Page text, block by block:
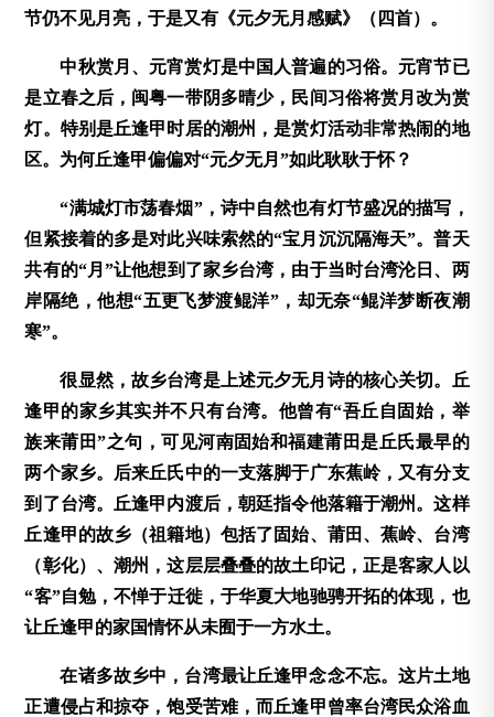
节仍不见月亮，于是又有《元夕无月感赋》（四首）。
中秋赏月、元宵赏灯是中国人普遍的习俗。元宵节已
是立春之后，闽粤一带阴多晴少，民间习俗将赏月改为赏
灯。特别是丘逢甲时居的潮州，是赏灯活动非常热闹的地
区。为何丘逢甲偏偏对“元夕无月”如此耿耿于怀？
“满城灯市荡春烟”，诗中自然也有灯节盛况的描写，
但紧接着的多是对此兴味索然的“宝月沉沉隔海天”。普天
共有的“月”让他想到了家乡台湾，由于当时台湾沦日、两
岸隔绝，他想“五更飞梦渡鲲洋”，却无奈“鲲洋梦断夜潮
寒”。
很显然，故乡台湾是上述元夕无月诗的核心关切。丘
逢甲的家乡其实并不只有台湾。他曾有“吾丘自固始，举
族来莆田”之句，可见河南固始和福建莆田是丘氏最早的
两个家乡。后来丘氏中的一支落脚于广东蕉岭，又有分支
到了台湾。丘逢甲内渡后，朝廷指令他落籍于潮州。这样
丘逢甲的故乡（祖籍地）包括了固始、莆田、蕉岭、台湾
（彰化）、潮州，这层层叠叠的故土印记，正是客家人以
“客”自勉，不惮于迁徙，于华夏大地驰骋开拓的体现，也
让丘逢甲的家国情怀从未囿于一方水土。
在诸多故乡中，台湾最让丘逢甲念念不忘。这片土地
正遭侵占和掠夺，饱受苦难，而丘逢甲曾率台湾民众浴血